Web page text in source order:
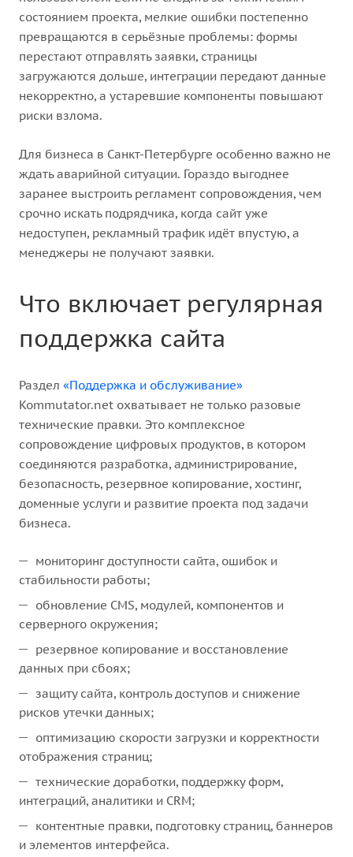
состоянием проекта, мелкие ошибки постепенно
превращаются в серьёзные проблемы: формы
перестают отправлять заявки, страницы
загружаются дольше, интеграции передают данные
некорректно, а устаревшие компоненты повышают
риски взлома.
Для бизнеса в Санкт-Петербурге особенно важно не
ждать аварийной ситуации. Гораздо выгоднее
заранее выстроить регламент сопровождения, чем
срочно искать подрядчика, когда сайт уже
недоступен, рекламный трафик идёт впустую, а
менеджеры не получают заявки.
Что включает регулярная
поддержка сайта
Раздел «Поддержка и обслуживание»
Kommutator.net охватывает не только разовые
технические правки. Это комплексное
сопровождение цифровых продуктов, в котором
соединяются разработка, администрирование,
безопасность, резервное копирование, хостинг,
доменные услуги и развитие проекта под задачи
бизнеса.
мониторинг доступности сайта, ошибок и
стабильности работы;
обновление CMS, модулей, компонентов и
серверного окружения;
резервное копирование и восстановление
данных при сбоях;
защиту сайта, контроль доступов и снижение
рисков утечки данных;
оптимизацию скорости загрузки и корректности
отображения страниц;
технические доработки, поддержку форм,
интеграций, аналитики и CRM;
контентные правки, подготовку страниц, баннеров
и элементов интерфейса.